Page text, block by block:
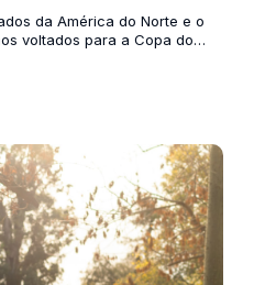
da América do Norte e o
voltados para a Copa do
e Canadá —, esta edição
culturas. Mas você
de